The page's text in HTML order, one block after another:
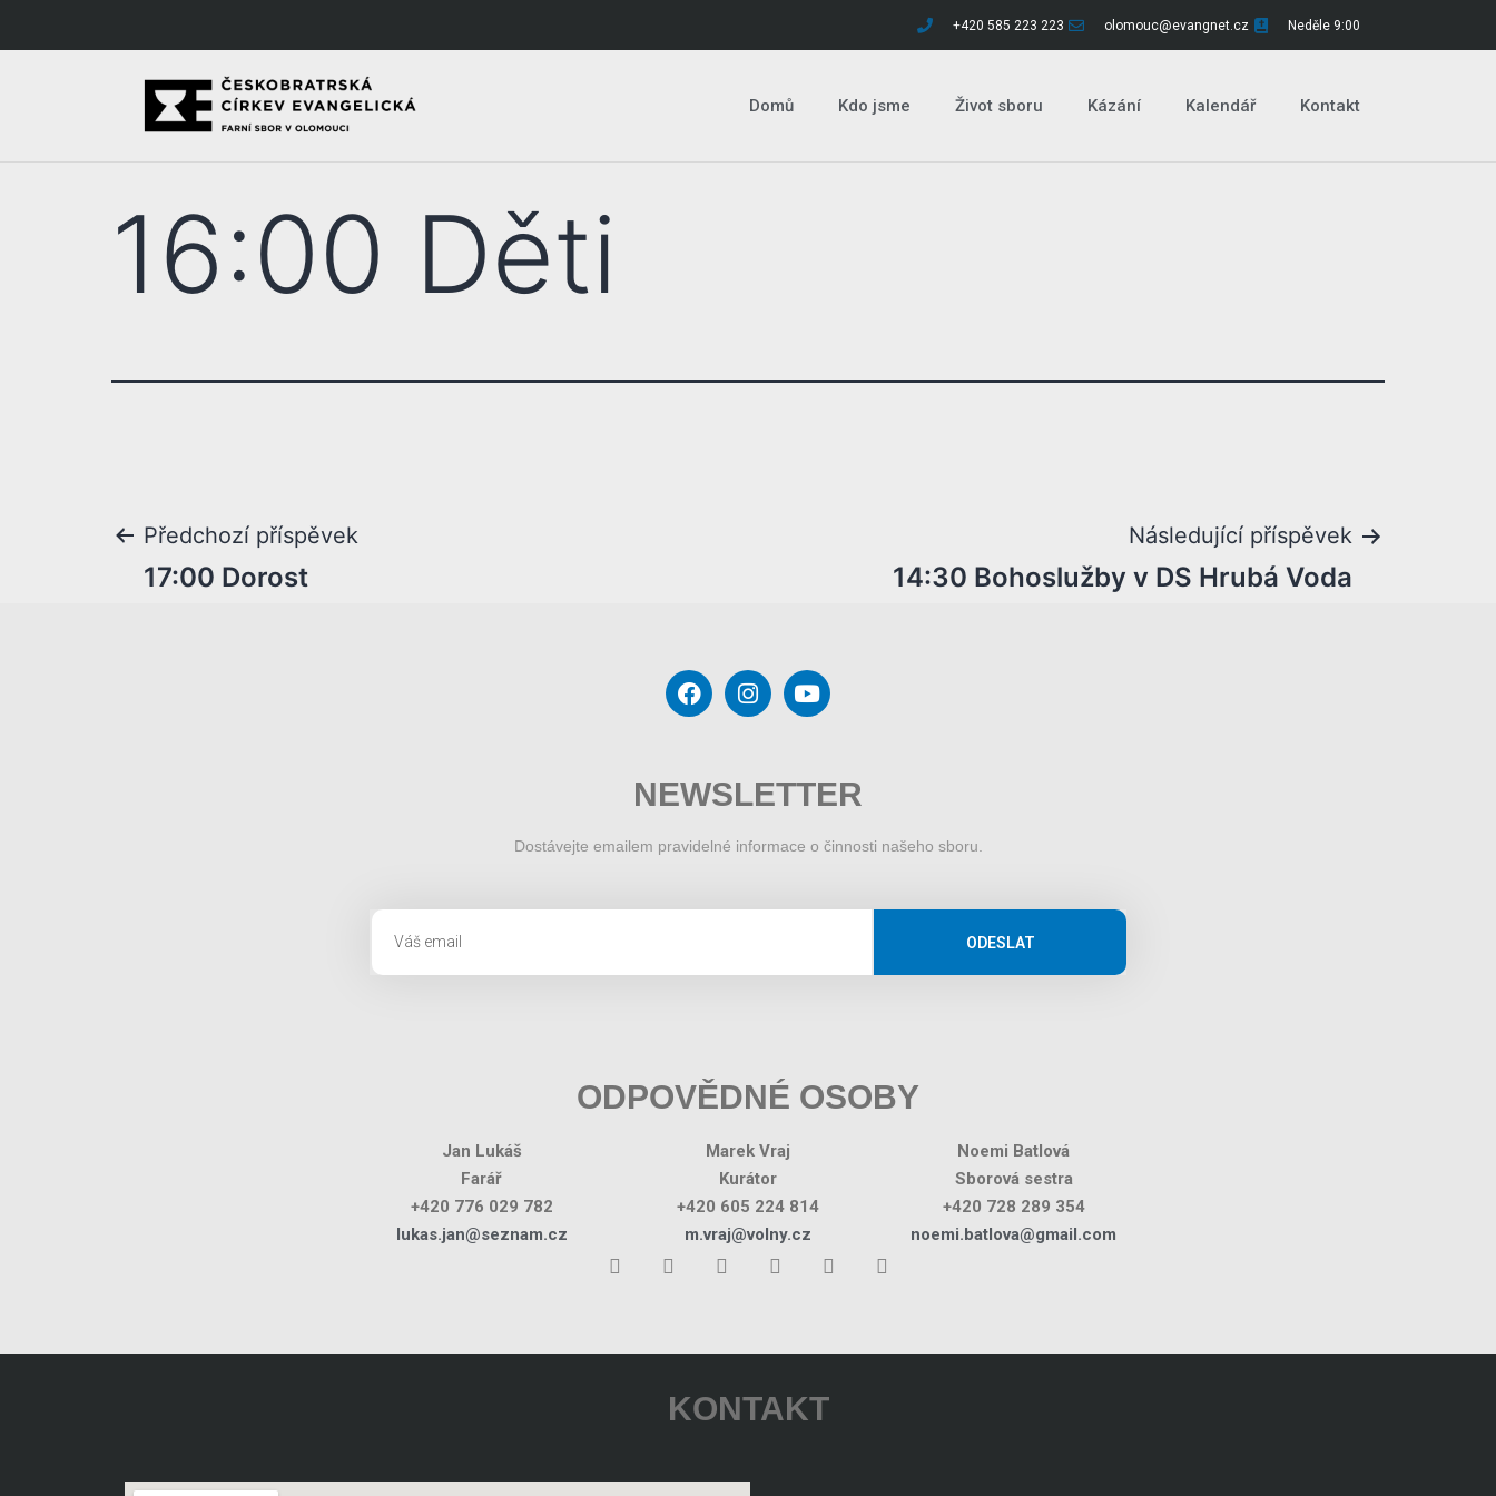
+420 585 223 223 olomouc@evangnet.cz Neděle 9:00
Domů Kdo jsme Život sboru Kázání Kalendář Kontakt
16:00 Děti
Předchozí příspěvek
17:00 Dorost
Následující příspěvek
14:30 Bohoslužby v DS Hrubá Voda
NEWSLETTER
Dostávejte emailem pravidelné informace o činnosti našeho sboru.
ODESLAT
ODPOVĚDNÉ OSOBY
Jan Lukáš
Farář
+420 776 029 782
lukas.jan@seznam.cz
Marek Vraj
Kurátor
+420 605 224 814
m.vraj@volny.cz
Noemi Batlová
Sborová sestra
+420 728 289 354
noemi.batlova@gmail.com
KONTAKT